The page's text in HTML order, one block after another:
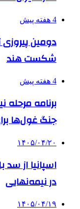
4 هفته پیش
دومین پیروزی
شکست هند
4 هفته پیش
برنامه
جنگ غول‌ها
۱۴۰۵/۰۴/۲۰
اسپانیا از
در نیمه‌نهایی
۱۴۰۵/۰۴/۱۹